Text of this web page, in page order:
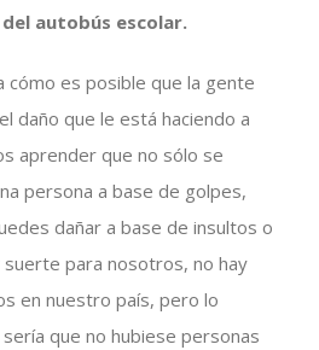
del autobús escolar.
es posible que la gente
daño que le está haciendo a
aprender que no sólo se
persona a base de golpes,
dañar a base de insultos o
para nosotros, no hay
en nuestro país, pero lo
que no hubiese personas